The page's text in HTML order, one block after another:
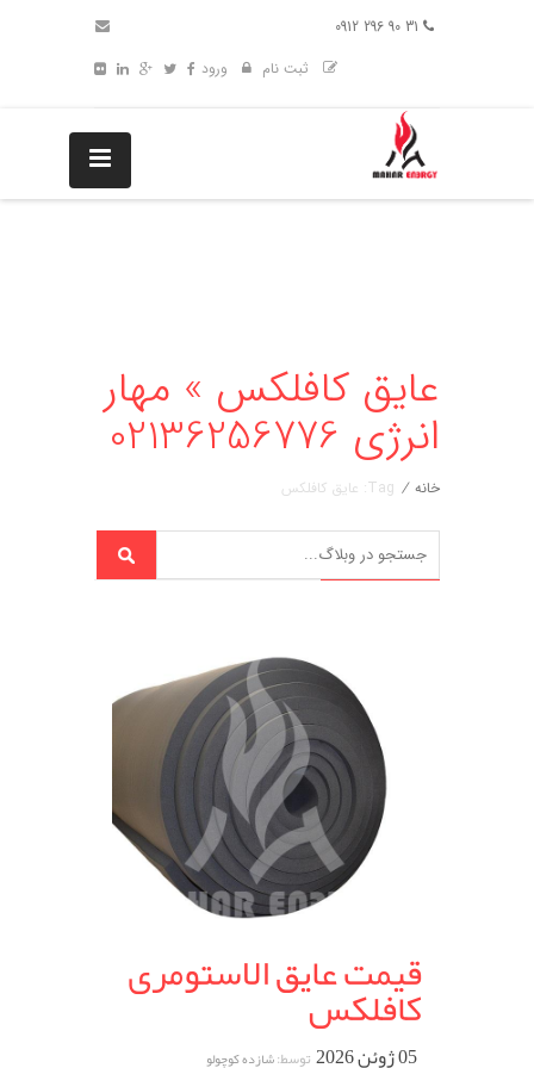
ثبت نام
ورود
عایق کافلکس » مهار
انرژی 02136256776
خانه / Tag: عایق کافلکس
قیمت عایق الاستومری
کافلکس
05 ژوئن 2026 توسط:شازده کوچولو